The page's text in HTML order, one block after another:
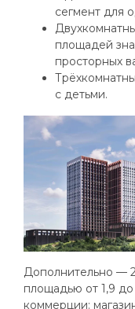
сегмент для
площадей
просторных
с детьми.
Дополнительно —
площадью от 1,9
коммерции: